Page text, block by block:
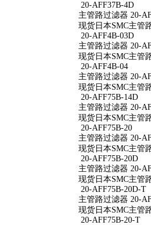
20-AFF37B-4D
主管路过滤器 20-
现货日本SMC主管
20-AFF4B-03D
主管路过滤器 20-
现货日本SMC主管
20-AFF4B-04
主管路过滤器 20-
现货日本SMC主管
20-AFF75B-14D
主管路过滤器 20-
现货日本SMC主管
20-AFF75B-20
主管路过滤器 20-
现货日本SMC主管
20-AFF75B-20D
主管路过滤器 20-
现货日本SMC主管
20-AFF75B-20D-T
主管路过滤器 20-
现货日本SMC主管
20-AFF75B-20-T